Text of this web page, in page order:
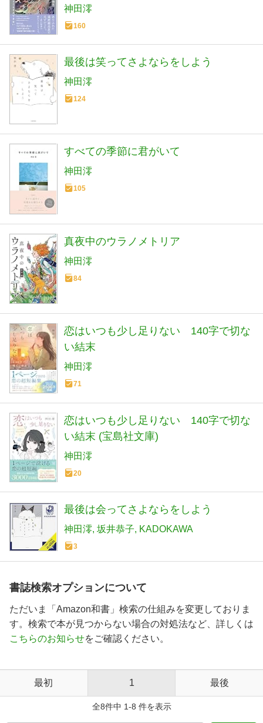
神田澪
160
最後は笑ってさよならをしよう
神田澪
124
すべての季節に君がいて
神田澪
105
真夜中のウラノメトリア
神田澪
84
恋はいつも少し足りない 140字で切な
い結末
神田澪
71
恋はいつも少し足りない 140字で切な
い結末 (宝島社文庫)
神田澪
20
最後は会ってさよならをしよう
神田澪 坂井恭子 KADOKAWA
3
書誌検索オプションについて
ただいま「Amazon和書」検索の仕組みを変更しておりま
す。検索で本が見つからない場合の対処法など、詳しくは
こちらのお知らせをご確認ください。
最初 1 最後
全8件中 1-8 件を表示